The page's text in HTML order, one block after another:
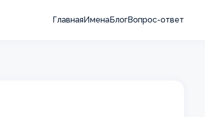
ГлавнаяИменаБлогВопрос-ответ